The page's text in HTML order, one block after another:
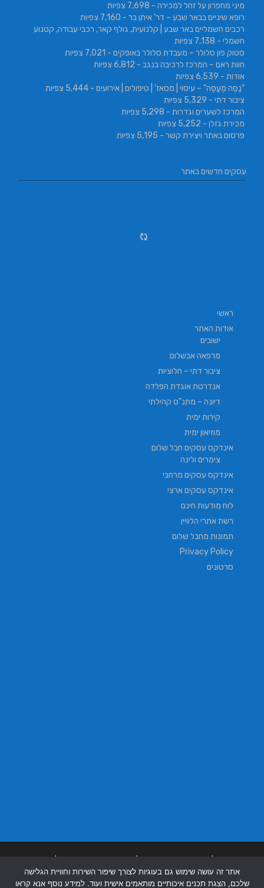
מיני מחפרון על זחל למכירה - 7,698 צפיות
רופא שיניים בבאר שבע – דר' איתן בר - 7,160 צפיות
רכבים חשמליים באר שבע | קלנועית, גולף קאר, רכבי עבודה, קטנוע
חשמלי - 7,138 צפיות
סטוק פון סלולר – מעבדת סלולר באופקים - 7,021 צפיות
חוות ראם – המרכז לרכיבה בנגב - 6,812 צפיות
אודות - 6,539 צפיות
"נַסֵּה מְעַסֶּה" – עיסוי | מסאז' | טיפולים | אירועים - 5,444 צפיות
ציבור דתי - 5,329 צפיות
המרכז לשערים וגדרות - 5,298 צפיות
מכירת גזלן - 5,252 צפיות
פרסום באתר ויצירת קשר - 5,195 צפיות
עסקים חדשים באתר
ראשי
אודות האתר
ישובים
מרפאה אבשלום
ציבור דתי – חלוציות
אנדרטת אוגדת הפלדה
דיונה – מתנ"ס קהילתי
קירות ימית
מוזיאון ימית
אינדקס עסקים חבל שלום
צימרים ולינה
אינדקס עסקים מרחבי
אינדקס עסקים ארצי
לוח מודעות חינם
רשת אתרי הלוויין
תמונות מחבל שלום
Privacy Policy
סרטונים
בבאר שבע |
אתר זה עושה שימוש גם בעוגיות לצורך שיפור השירות וחוויית הגלישה
שלכם, הצגת תכנים איכותיים מותאמים אישית ועוד. למידע נוסף אנא קראו